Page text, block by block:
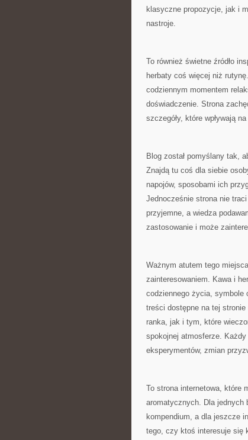
klasyczne propozycje, jak i
nastroje.
To również świetne źródło
herbaty coś więcej niż
codziennym momentem
doświadczenie. Strona
szczegóły, które wpływają
Blog został pomyślany tak,
Znajdą tu coś dla siebie
napojów, sposobami ich
Jednocześnie strona nie
przyjemne, a wiedza
zastosowanie i może
Ważnym atutem tego
zainteresowaniem. Kawa i
codziennego życia, symbole
treści dostępne na tej
ranka, jak i tym, które
spokojnej atmosferze.
eksperymentów, zmian
To strona internetowa, które
aromatycznych. Dla jednych
kompendium, a dla jeszcze
tego, czy ktoś interesuje się